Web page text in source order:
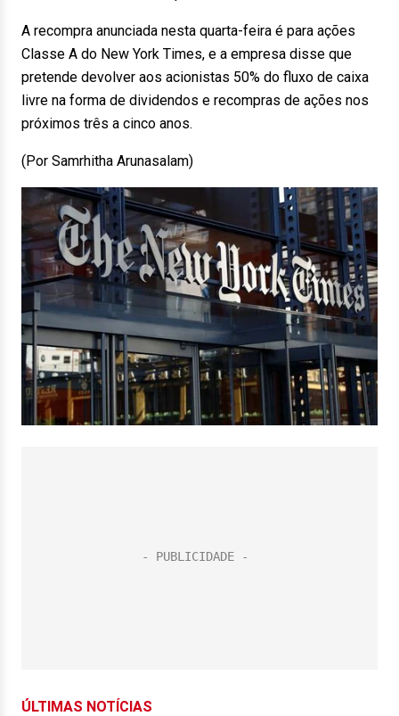
A recompra anunciada nesta quarta-feira é para ações
Classe A do New York Times, e a empresa disse que
pretende devolver aos acionistas 50% do fluxo de caixa
livre na forma de dividendos e recompras de ações nos
próximos três a cinco anos.
(Por Samrhitha Arunasalam)